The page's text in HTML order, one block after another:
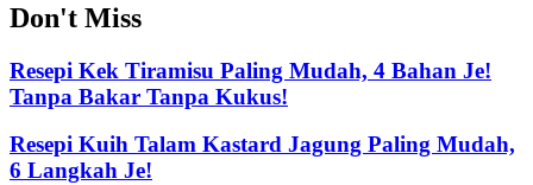
Don't Miss
Resepi Kek Tiramisu Paling Mudah, 4 Bahan Je!
Tanpa Bakar Tanpa Kukus!
Resepi Kuih Talam Kastard Jagung Paling Mudah,
6 Langkah Je!